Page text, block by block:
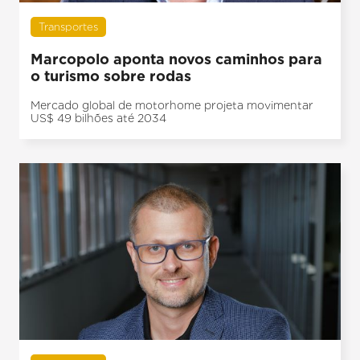
Transportes
Marcopolo aponta novos caminhos para
o turismo sobre rodas
Mercado global de motorhome projeta movimentar
US$ 49 bilhões até 2034